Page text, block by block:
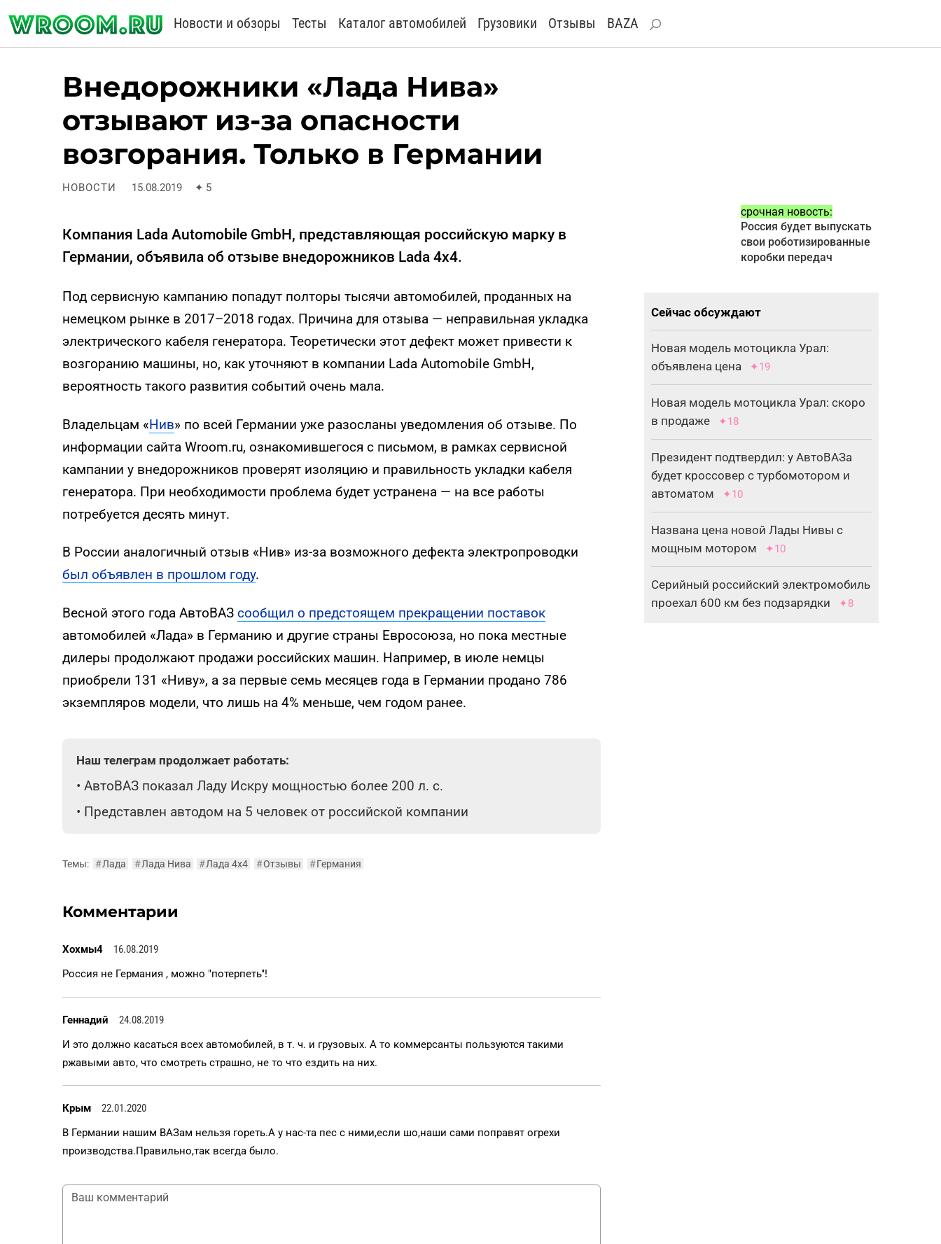
Новости и обзоры Тесты Каталог автомобилей Грузовики Отзывы BAZA
Внедорожники «Лада Нива»
отзывают из-за опасности
возгорания. Только в Германии
НОВОСТИ 15.08.2019 ✦ 5
Компания Lada Automobile GmbH, представляющая российскую марку в
Германии, объявила об отзыве внедорожников Lada 4x4.
Под сервисную кампанию попадут полторы тысячи автомобилей, проданных на
немецком рынке в 2017–2018 годах. Причина для отзыва — неправильная укладка
электрического кабеля генератора. Теоретически этот дефект может привести к
возгоранию машины, но, как уточняют в компании Lada Automobile GmbH,
вероятность такого развития событий очень мала.
Владельцам «Нив» по всей Германии уже разосланы уведомления об отзыве. По
информации сайта Wroom.ru, ознакомившегося с письмом, в рамках сервисной
кампании у внедорожников проверят изоляцию и правильность укладки кабеля
генератора. При необходимости проблема будет устранена — на все работы
потребуется десять минут.
В России аналогичный отзыв «Нив» из-за возможного дефекта электропроводки
был объявлен в прошлом году.
Весной этого года АвтоВАЗ сообщил о предстоящем прекращении поставок
автомобилей «Лада» в Германию и другие страны Евросоюза, но пока местные
дилеры продолжают продажи российских машин. Например, в июле немцы
приобрели 131 «Ниву», а за первые семь месяцев года в Германии продано 786
экземпляров модели, что лишь на 4% меньше, чем годом ранее.
Наш телеграм продолжает работать:
• АвтоВАЗ показал Ладу Искру мощностью более 200 л. с.
• Представлен автодом на 5 человек от российской компании
Темы: #Лада #Лада Нива #Лада 4х4 #Отзывы #Германия
Комментарии
Хохмы4
16.08.2019
Россия не Германия , можно "потерпеть"!
Геннадий
24.08.2019
И это должно касаться всех автомобилей, в т. ч. и грузовых. А то коммерсанты пользуются такими
ржавыми авто, что смотреть страшно, не то что ездить на них.
Крым
22.01.2020
В Германии нашим ВАЗам нельзя гореть.А у нас-та пес с ними,если шо,наши сами поправят огрехи
производства.Правильно,так всегда было.
срочная новость:
Россия будет выпускать
свои роботизированные
коробки передач
Сейчас обсуждают
Новая модель мотоцикла Урал:
объявлена цена
✦19
Новая модель мотоцикла Урал: скоро
в продаже
✦18
Президент подтвердил: у АвтоВАЗа
будет кроссовер с турбомотором и
автоматом
✦10
Названа цена новой Лады Нивы с
мощным мотором
✦10
Серийный российский электромобиль
проехал 600 км без подзарядки
✦8